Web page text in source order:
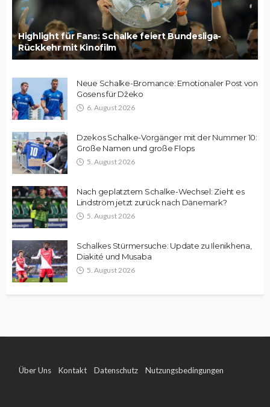
Highlight für Fans: Schalke feiert Bundesliga-
Rückkehr mit Kinofilm
Neue Schalke-Bromance: Emotionaler Post von
Gosens für Džeko
6. August 2026
Dzekos Schalke-Vorgänger mit der Nummer 10:
Große Namen und große Flops
5. August 2026
Nach geplatztem Schalke-Wechsel: Zieht es
Lindström jetzt zurück nach Dänemark?
5. August 2026
Schalkes Stürmersuche: Update zu Ilenikhena,
Diakité und Musaba
5. August 2026
Über Uns Kontakt Datenschutz Nutzungsbedingungen